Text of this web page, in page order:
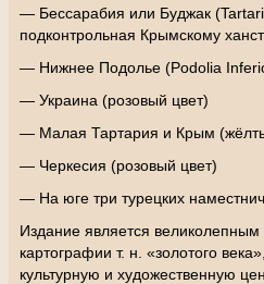
— Бессарабия или Буджак
подконтрольная Крымскому
— Нижнее Подолье (Podolia
— Украина (розовый цвет)
— Малая Тартария и Крым
— Черкесия (розовый цвет)
— На юге три турецких
Издание является
картографии т. н. «золотого
культурную и художественную